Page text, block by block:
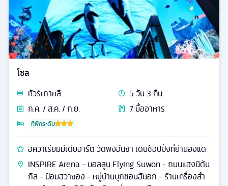
โซล
ทัวร์เกาหลี 5วัน3 คืน
ก.ค. / ส.ค. / ก.ย.
7มื้ออาหาร
ที่พักระดับ
อควาเรียมมีเดียอาร์ต วัดพงอึนซา เดินช้อปปิ้งที่ย่านฮงแด
INSPIRE Arena - บอลลูน Flying Suwon - ถนนแฮงนิดัน
กิล - ป้อมฮวาซอง - หมู่บ้านบุกชอนฮันอก - ร้านเครื่องสำ